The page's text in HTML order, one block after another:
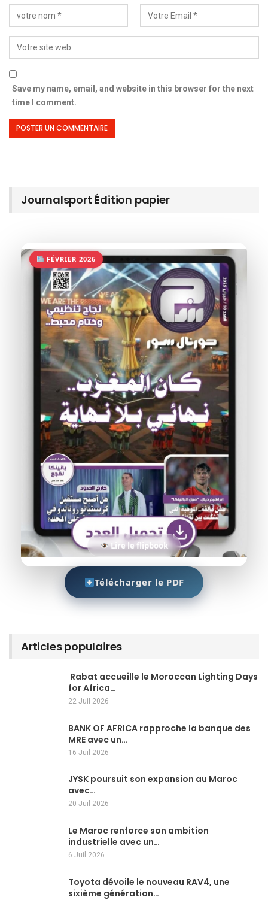
Save my name, email, and website in this browser for the next
time I comment.
Journalsport Édition papier
FÉVRIER 2026
Lire le flipbook
Télécharger le PDF
Articles populaires
Rabat accueille le Moroccan Lighting Days
for Africa…
22 Juil 2026
BANK OF AFRICA rapproche la banque des
MRE avec un…
16 Juil 2026
JYSK poursuit son expansion au Maroc
avec…
20 Juil 2026
Le Maroc renforce son ambition
industrielle avec un…
6 Juil 2026
Toyota dévoile le nouveau RAV4, une
sixième génération…